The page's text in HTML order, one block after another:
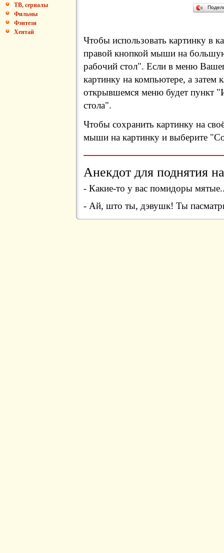
ТВ, сериалы
Фильмы
Фэнтези
Хентай
Чтобы использовать картинку в
правой кнопкой мыши на
рабочий стол". Если в меню
картинку на компьютере, а затем
открывшемся меню будет пункт
стола".
Чтобы сохранить картинку на
мыши на картинку и выберите
Анекдот для поднятия
- Какие-то у вас помидоры
- Ай, што ты, дэвушк! Ты